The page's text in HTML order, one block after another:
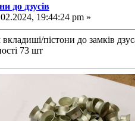
до дзусів
19:44:24 pm »
пістони до замків
73 шт